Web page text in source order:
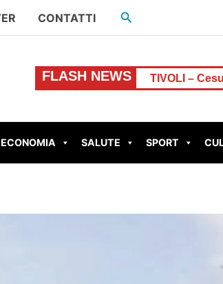
CONTATTI Cerca
FLASH NEWS
TIVOLI – Cesurni e Martellona,
ECONOMIA SALUTE SPORT